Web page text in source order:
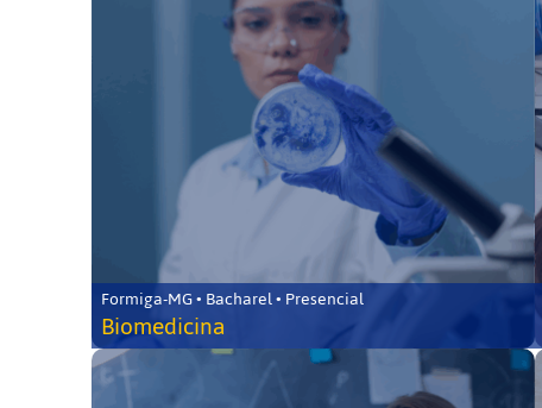
Formiga-MG • Bacharel • Presencial
Biomedicina